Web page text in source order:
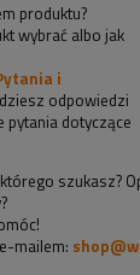
produktu?
wybrać albo jak
i
odpowiedzi
pytania dotyczące
szukasz?
mailem: